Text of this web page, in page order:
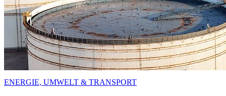
ENERGIE, UMWELT & TRANSPORT